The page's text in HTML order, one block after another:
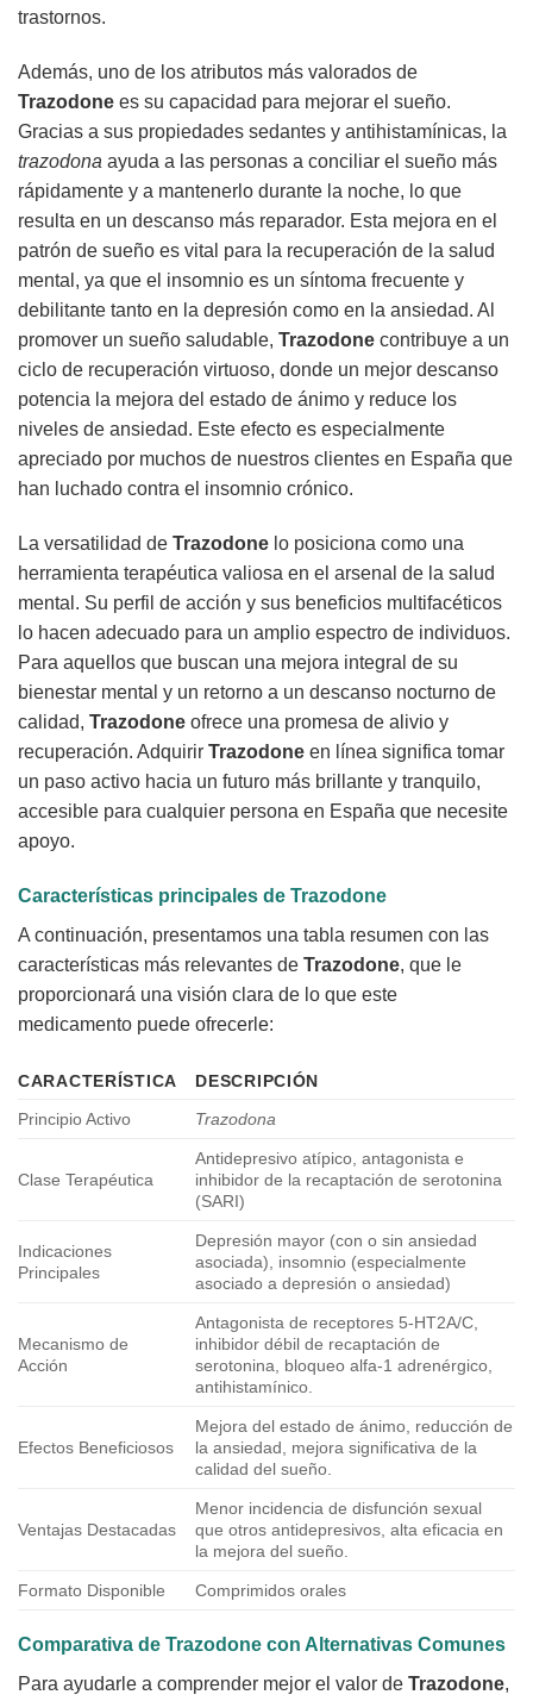
trastornos.
Además, uno de los atributos más valorados de
Trazodone es su capacidad para mejorar el sueño.
Gracias a sus propiedades sedantes y antihistamínicas, la
trazodona ayuda a las personas a conciliar el sueño más
rápidamente y a mantenerlo durante la noche, lo que
resulta en un descanso más reparador. Esta mejora en el
patrón de sueño es vital para la recuperación de la salud
mental, ya que el insomnio es un síntoma frecuente y
debilitante tanto en la depresión como en la ansiedad. Al
promover un sueño saludable, Trazodone contribuye a un
ciclo de recuperación virtuoso, donde un mejor descanso
potencia la mejora del estado de ánimo y reduce los
niveles de ansiedad. Este efecto es especialmente
apreciado por muchos de nuestros clientes en España que
han luchado contra el insomnio crónico.
La versatilidad de Trazodone lo posiciona como una
herramienta terapéutica valiosa en el arsenal de la salud
mental. Su perfil de acción y sus beneficios multifacéticos
lo hacen adecuado para un amplio espectro de individuos.
Para aquellos que buscan una mejora integral de su
bienestar mental y un retorno a un descanso nocturno de
calidad, Trazodone ofrece una promesa de alivio y
recuperación. Adquirir Trazodone en línea significa tomar
un paso activo hacia un futuro más brillante y tranquilo,
accesible para cualquier persona en España que necesite
apoyo.
Características principales de Trazodone
A continuación, presentamos una tabla resumen con las
características más relevantes de Trazodone, que le
proporcionará una visión clara de lo que este
medicamento puede ofrecerle:
CARACTERÍSTICA
DESCRIPCIÓN
Principio Activo
Trazodona
Clase Terapéutica
Antidepresivo atípico, antagonista e
inhibidor de la recaptación de serotonina
(SARI)
Indicaciones
Principales
Depresión mayor (con o sin ansiedad
asociada), insomnio (especialmente
asociado a depresión o ansiedad)
Mecanismo de
Acción
Antagonista de receptores 5-HT2A/C,
inhibidor débil de recaptación de
serotonina, bloqueo alfa-1 adrenérgico,
antihistamínico.
Efectos Beneficiosos
Mejora del estado de ánimo, reducción de
la ansiedad, mejora significativa de la
calidad del sueño.
Ventajas Destacadas
Menor incidencia de disfunción sexual
que otros antidepresivos, alta eficacia en
la mejora del sueño.
Formato Disponible Comprimidos orales
Comparativa de Trazodone con Alternativas Comunes
Para ayudarle a comprender mejor el valor de Trazodone,